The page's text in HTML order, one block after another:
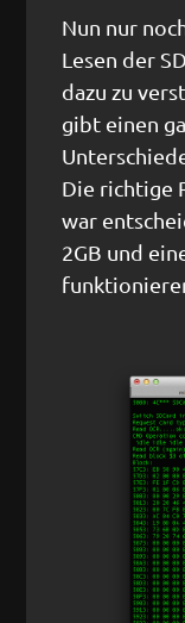
Nun nur
Lesen der
dazu zu
gibt einen
Die richtige
war
2GB und